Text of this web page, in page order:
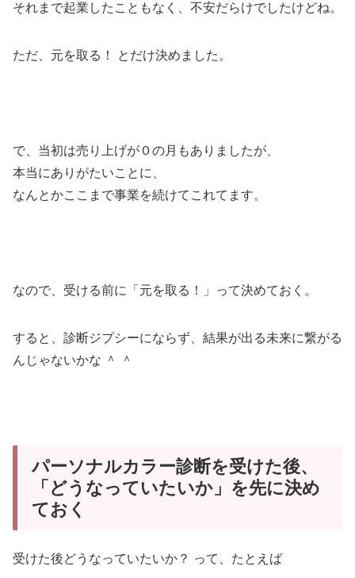
それまで起業したこともなく、不安だらけでしたけどね。
ただ、元を取る！ とだけ決めました。
で、当初は売り上げが０の月もありましたが、
本当にありがたいことに、
なんとかここまで事業を続けてこれてます。
なので、受ける前に「元を取る！」って決めておく。
すると、診断ジプシーにならず、結果が出る未来に繋がる
んじゃないかな ＾ ＾
パーソナルカラー診断を受けた後、
「どうなっていたいか」を先に決め
ておく
受けた後どうなっていたいか？ って、たとえば